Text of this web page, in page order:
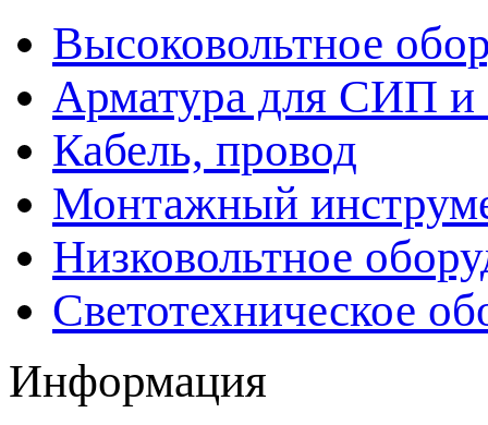
Высоковольтное
Арматура для СИП
Кабель, провод
Монтажный
Низковольтное
Светотехническое
Информация